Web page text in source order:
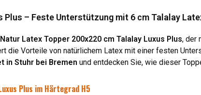
Plus – Feste Unterstützung mit 6 cm Talalay
Natur Latex Topper 200x220 cm Talalay Luxus Plus, der
die Vorteile von natürlichem Latex mit einer festen
in Stuhr bei Bremen und entdecken Sie, wie dieser
Plus im Härtegrad H5